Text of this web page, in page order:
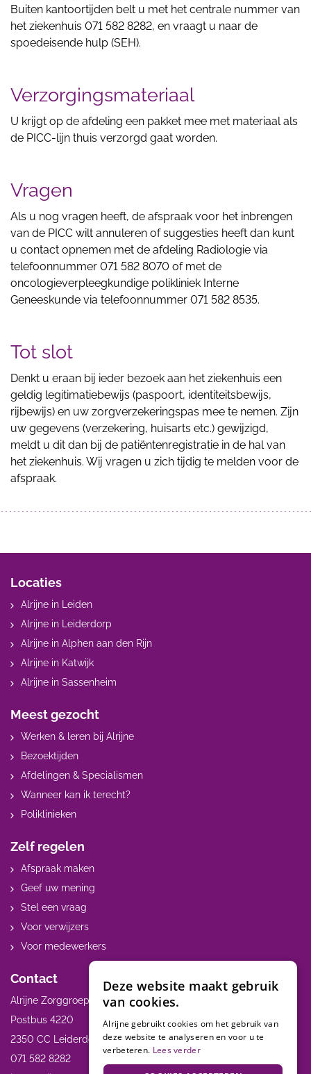
Buiten kantoortijden belt u met het centrale nummer van
het ziekenhuis 071 582 8282, en vraagt u naar de
spoedeisende hulp (SEH).
Verzorgingsmateriaal
U krijgt op de afdeling een pakket mee met materiaal als
de PICC-lijn thuis verzorgd gaat worden.
Vragen
Als u nog vragen heeft, de afspraak voor het inbrengen
van de PICC wilt annuleren of suggesties heeft dan kunt
u contact opnemen met de afdeling Radiologie via
telefoonnummer 071 582 8070 of met de
oncologieverpleegkundige polikliniek Interne
Geneeskunde via telefoonnummer 071 582 8535.
Tot slot
Denkt u eraan bij ieder bezoek aan het ziekenhuis een
geldig legitimatiebewijs (paspoort, identiteitsbewijs,
rijbewijs) en uw zorgverzekeringspas mee te nemen. Zijn
uw gegevens (verzekering, huisarts etc.) gewijzigd,
meldt u dit dan bij de patiëntenregistratie in de hal van
het ziekenhuis. Wij vragen u zich tijdig te melden voor de
afspraak.
Locaties
Alrijne in Leiden
Alrijne in Leiderdorp
Alrijne in Alphen aan den Rijn
Alrijne in Katwijk
Alrijne in Sassenheim
Meest gezocht
Werken & leren bij Alrijne
Bezoektijden
Afdelingen & Specialismen
Wanneer kan ik terecht?
Poliklinieken
Zelf regelen
Afspraak maken
Geef uw mening
Stel een vraag
Voor verwijzers
Voor medewerkers
Contact
Alrijne Zorggroep
Postbus 4220
2350 CC Leiderdorp
071 582 8282
Deze website maakt gebruik
van cookies.
Alrijne gebruikt cookies om het gebruik van
deze website te analyseren en voor u te
verbeteren. Lees verder